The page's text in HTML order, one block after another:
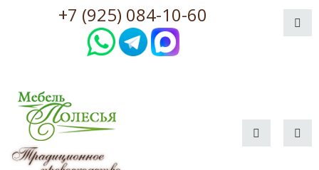
+7 (925) 084-10-60